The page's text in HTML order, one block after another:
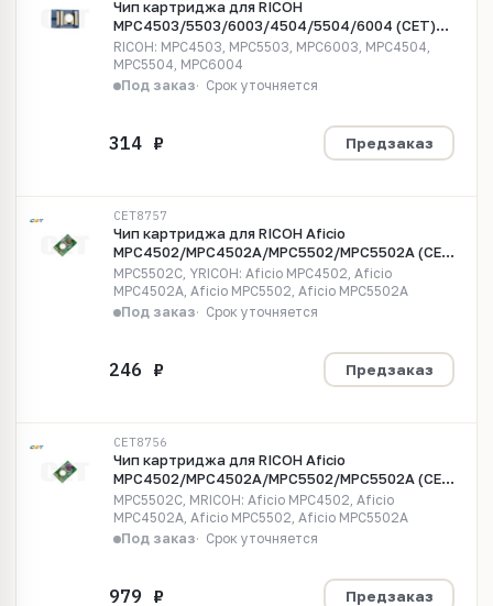
Чип картриджа для RICOH
MPC4503/5503/6003/4504/5504/6004 (CET)
черный, (WW), 33000 стр., CET8720KN
RICOH: MPC4503, MPC5503, MPC6003, MPC4504,
MPC5504, MPC6004
Под заказ
Срок уточняется
Предзаказ
CET8757
Чип картриджа для RICOH Aficio
MPC4502/MPC4502A/MPC5502/MPC5502A (CET)
желтый, (WW), 22500 стр., CET8757
MPC5502C, YRICOH: Aficio MPC4502, Aficio
MPC4502A, Aficio MPC5502, Aficio MPC5502A
Под заказ
Срок уточняется
Предзаказ
CET8756
Чип картриджа для RICOH Aficio
MPC4502/MPC4502A/MPC5502/MPC5502A (CET)
пурпурный, (WW), 22500 стр., CET8756
MPC5502C, MRICOH: Aficio MPC4502, Aficio
MPC4502A, Aficio MPC5502, Aficio MPC5502A
Под заказ
Срок уточняется
Предзаказ